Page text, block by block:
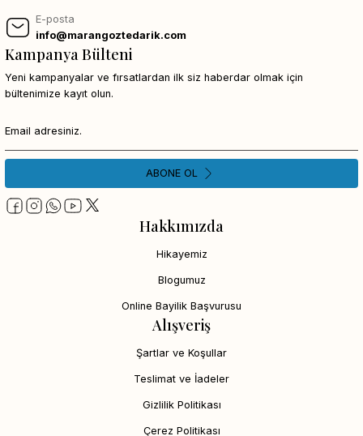
E-posta
info@marangoztedarik.com
Hakkımızda
Hikayemiz
Blogumuz
Online Bayilik Başvurusu
Alışveriş
Şartlar ve Koşullar
Teslimat ve İadeler
Gizlilik Politikası
Çerez Politikası
Kampanya Bülteni
Yeni kampanyalar ve fırsatlardan ilk siz haberdar olmak için
bültenimize kayıt olun.
ABONE OL